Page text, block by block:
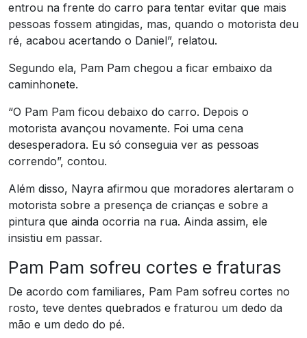
entrou na frente do carro para tentar evitar que mais
pessoas fossem atingidas, mas, quando o motorista deu
ré, acabou acertando o Daniel”, relatou.
Segundo ela, Pam Pam chegou a ficar embaixo da
caminhonete.
“O Pam Pam ficou debaixo do carro. Depois o
motorista avançou novamente. Foi uma cena
desesperadora. Eu só conseguia ver as pessoas
correndo”, contou.
Além disso, Nayra afirmou que moradores alertaram o
motorista sobre a presença de crianças e sobre a
pintura que ainda ocorria na rua. Ainda assim, ele
insistiu em passar.
Pam Pam sofreu cortes e fraturas
De acordo com familiares, Pam Pam sofreu cortes no
rosto, teve dentes quebrados e fraturou um dedo da
mão e um dedo do pé.